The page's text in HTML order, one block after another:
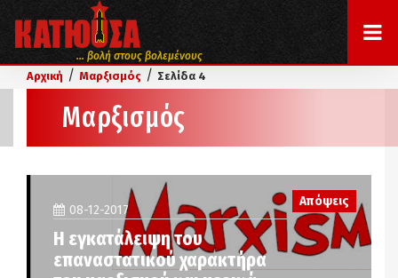
... βολή στους βολεμένους
Αρχική / Μαρξισμός / Σελίδα 4
Μαρξισμός
Απόψεις
08-12-2017
Η εγκατάλειψη του
επαναστατικού χαρακτήρα